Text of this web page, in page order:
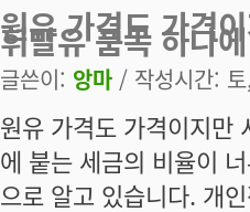
원유 가격도 가격
휘발유 품목 하나에
글쓴이: 앙마 / 작성시간:
원유 가격도 가격이지만
에 붙는 세금의 비율이
으로 알고 있습니다. 개